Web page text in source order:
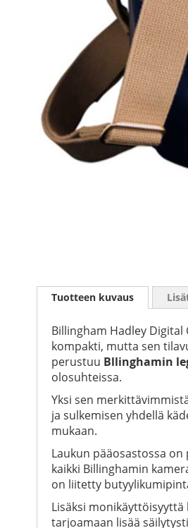
to
images
gallery
Tuotteen kuvaus
Billingham Hadley
kompakti, mutta sen
perustuu Bllinghamin
olosuhteissa.
Yksi sen
ja sulkemisen yhdellä
mukaan.
Laukun pääosastossa
kaikki Billinghamin
on liitetty
Lisäksi
tarjoamaan lisää